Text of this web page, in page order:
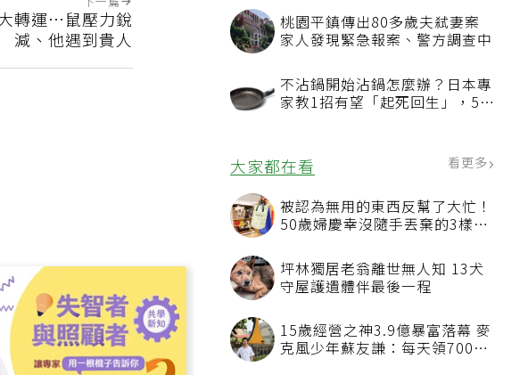
桃園平鎮傳出80多歲夫弒妻案
家人發現緊急報案、警方調查中
不沾鍋開始沾鍋怎麼辦？日本專
家教1招有望「起死回生」，5情
大家都在看 看更多
被認為無用的東西反幫了大忙！
50歲婦慶幸沒隨手丟棄的3樣物
坪林獨居老翁離世無人知 13犬
守屋護遺體伴最後一程
15歲經營之神3.9億暴富落幕 麥
克風少年蘇友謙：每天領700元
下一篇
轉運…鼠壓力銳
減、他遇到貴人